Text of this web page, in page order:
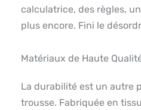
calculatrice, des règles,
plus encore. Fini le
Matériaux de Haute
La durabilité est un autre
trousse. Fabriquée en